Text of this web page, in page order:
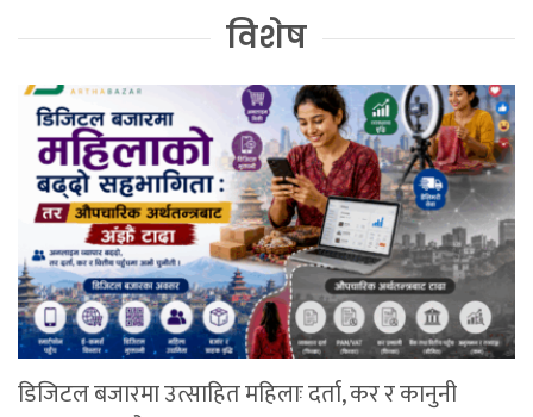
विशेष
डिजिटल बजारमा उत्साहित महिलाः दर्ता, कर र कानुनी